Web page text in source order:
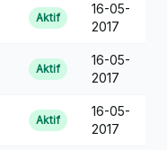
Aktif
16-05-
2017
Aktif
16-05-
2017
Aktif
16-05-
2017